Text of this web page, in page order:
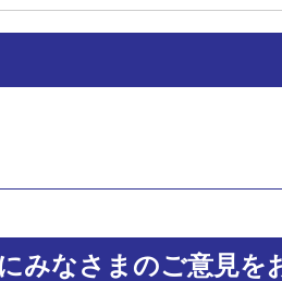
みなさまのご意見を